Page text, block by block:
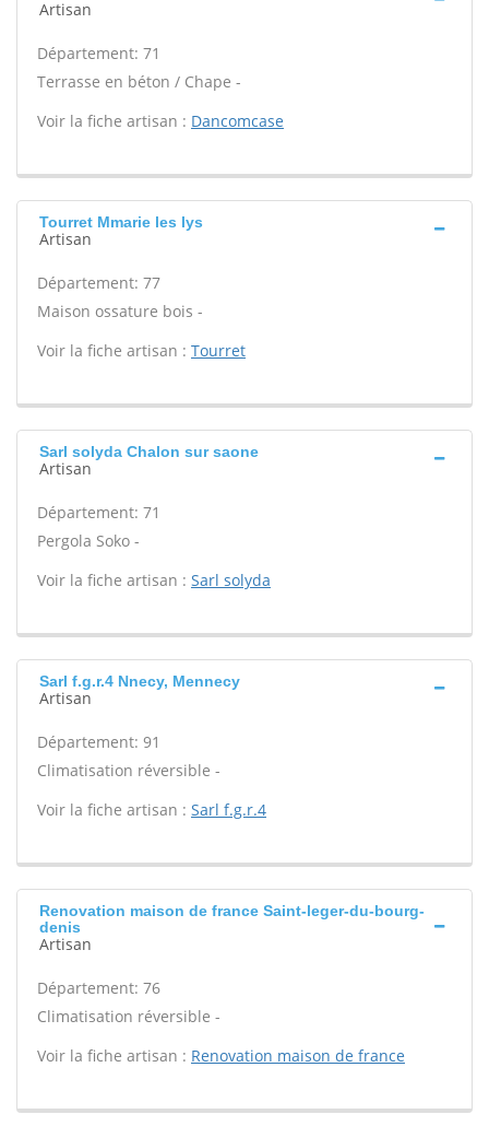
Artisan
Département: 71
Terrasse en béton / Chape -
Voir la fiche artisan : Dancomcase
Tourret Mmarie les lys
Artisan
Département: 77
Maison ossature bois -
Voir la fiche artisan : Tourret
Sarl solyda Chalon sur saone
Artisan
Département: 71
Pergola Soko -
Voir la fiche artisan : Sarl solyda
Sarl f.g.r.4 Nnecy, Mennecy
Artisan
Département: 91
Climatisation réversible -
Voir la fiche artisan : Sarl f.g.r.4
Renovation maison de france Saint-leger-du-bourg-
denis
Artisan
Département: 76
Climatisation réversible -
Voir la fiche artisan : Renovation maison de france